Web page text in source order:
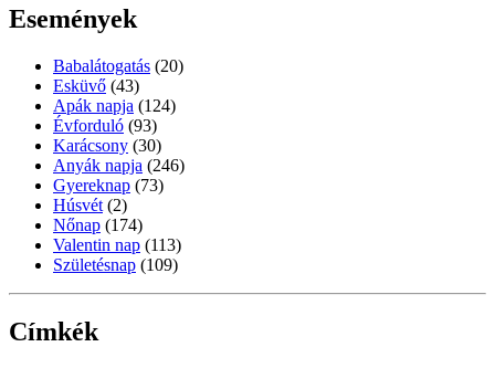
Események
Babalátogatás (20)
Esküvő (43)
Apák napja (124)
Évforduló (93)
Karácsony (30)
Anyák napja (246)
Gyereknap (73)
Húsvét (2)
Nőnap (174)
Valentin nap (113)
Születésnap (109)
Címkék